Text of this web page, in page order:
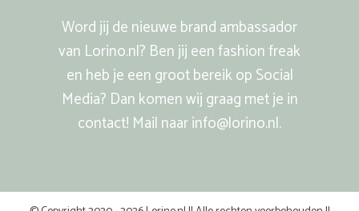
Word jij de nieuwe brand ambassador
van Lorino.nl? Ben jij een fashion freak
en heb je een groot bereik op Social
Media? Dan komen wij graag met je in
contact! Mail naar info@lorino.nl.